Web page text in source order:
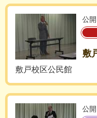
公
敷
敷戸校区公民館
公